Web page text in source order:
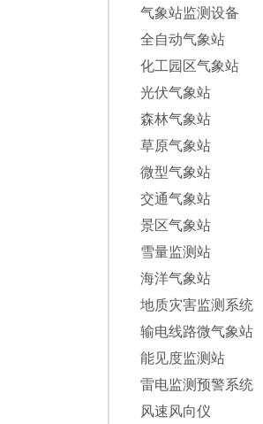
气象站监测设备
全自动气象站
化工园区气象站
光伏气象站
森林气象站
草原气象站
微型气象站
交通气象站
景区气象站
雪量监测站
海洋气象站
地质灾害监测系统
输电线路微气象站
能见度监测站
雷电监测预警系统
风速风向仪